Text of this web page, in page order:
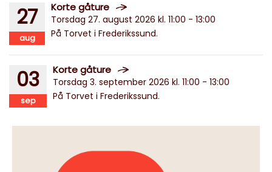
27
aug
Korte gåture
Torsdag 27. august 2026 kl. 11:00 - 13:00
På Torvet i Frederikssund.
03
sep
Korte gåture
Torsdag 3. september 2026 kl. 11:00 - 13:00
På Torvet i Frederikssund.